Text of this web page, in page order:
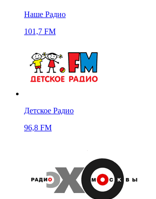
Наше Радио
101,7 FM
Детское Радио
96,8 FM